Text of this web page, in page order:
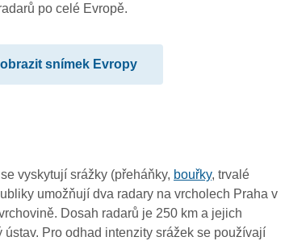
14:30
14:20
14:10
po celé Evropě.
snímek Evropy
vyskytují srážky (přeháňky, bouřky, trvalé
umožňují dva radary na vrcholech Praha v
Dosah radarů je 250 km a jejich
Pro odhad intenzity srážek se používají